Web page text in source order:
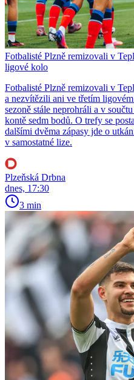
Fotbalisté Plzně remizovali v
ligové kolo
Fotbalisté Plzně remizovali v
a nezvítězili ani ve třetím
sezoně stále neprohráli a v
kontě sedm bodů. O trefy se
dalšími dvěma zápasy jde o
v samostatné lize.
Plzeňská Drbna
dnes, 17:30
3 min